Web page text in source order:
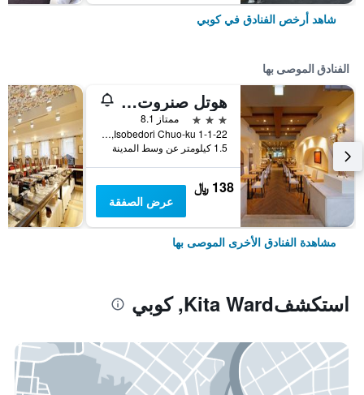
شاهد أرخص الفنادق في كوبي
الفنادق الموصى بها
هوتل صنروت سوبرا كوبي
3 نجوم
ممتاز 8.1
1-1-22 Isobedori Chuo-ku, كوبي, اليابان
1.5 كيلومتر عن وسط المدينة
138 ﷼
عرض الصفقة
مشاهدة الفنادق الأخرى الموصى بها
استكشفKita Ward, كوبي